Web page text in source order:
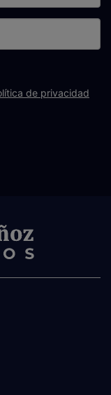
de privacidad